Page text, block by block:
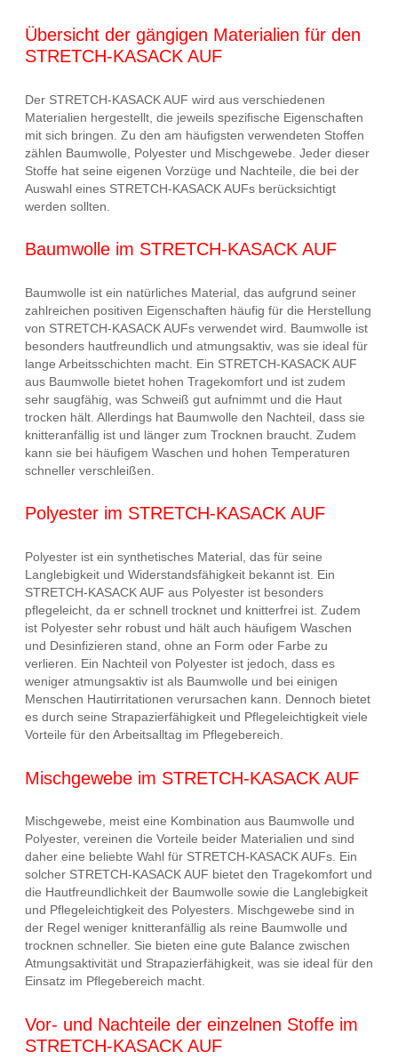
Übersicht der gängigen Materialien für den
STRETCH-KASACK AUF
Der STRETCH-KASACK AUF wird aus verschiedenen
Materialien hergestellt, die jeweils spezifische Eigenschaften
mit sich bringen. Zu den am häufigsten verwendeten Stoffen
zählen Baumwolle, Polyester und Mischgewebe. Jeder dieser
Stoffe hat seine eigenen Vorzüge und Nachteile, die bei der
Auswahl eines STRETCH-KASACK AUFs berücksichtigt
werden sollten.
Baumwolle im STRETCH-KASACK AUF
Baumwolle ist ein natürliches Material, das aufgrund seiner
zahlreichen positiven Eigenschaften häufig für die Herstellung
von STRETCH-KASACK AUFs verwendet wird. Baumwolle ist
besonders hautfreundlich und atmungsaktiv, was sie ideal für
lange Arbeitsschichten macht. Ein STRETCH-KASACK AUF
aus Baumwolle bietet hohen Tragekomfort und ist zudem
sehr saugfähig, was Schweiß gut aufnimmt und die Haut
trocken hält. Allerdings hat Baumwolle den Nachteil, dass sie
knitteranfällig ist und länger zum Trocknen braucht. Zudem
kann sie bei häufigem Waschen und hohen Temperaturen
schneller verschleißen.
Polyester im STRETCH-KASACK AUF
Polyester ist ein synthetisches Material, das für seine
Langlebigkeit und Widerstandsfähigkeit bekannt ist. Ein
STRETCH-KASACK AUF aus Polyester ist besonders
pflegeleicht, da er schnell trocknet und knitterfrei ist. Zudem
ist Polyester sehr robust und hält auch häufigem Waschen
und Desinfizieren stand, ohne an Form oder Farbe zu
verlieren. Ein Nachteil von Polyester ist jedoch, dass es
weniger atmungsaktiv ist als Baumwolle und bei einigen
Menschen Hautirritationen verursachen kann. Dennoch bietet
es durch seine Strapazierfähigkeit und Pflegeleichtigkeit viele
Vorteile für den Arbeitsalltag im Pflegebereich.
Mischgewebe im STRETCH-KASACK AUF
Mischgewebe, meist eine Kombination aus Baumwolle und
Polyester, vereinen die Vorteile beider Materialien und sind
daher eine beliebte Wahl für STRETCH-KASACK AUFs. Ein
solcher STRETCH-KASACK AUF bietet den Tragekomfort und
die Hautfreundlichkeit der Baumwolle sowie die Langlebigkeit
und Pflegeleichtigkeit des Polyesters. Mischgewebe sind in
der Regel weniger knitteranfällig als reine Baumwolle und
trocknen schneller. Sie bieten eine gute Balance zwischen
Atmungsaktivität und Strapazierfähigkeit, was sie ideal für den
Einsatz im Pflegebereich macht.
Vor- und Nachteile der einzelnen Stoffe im
STRETCH-KASACK AUF